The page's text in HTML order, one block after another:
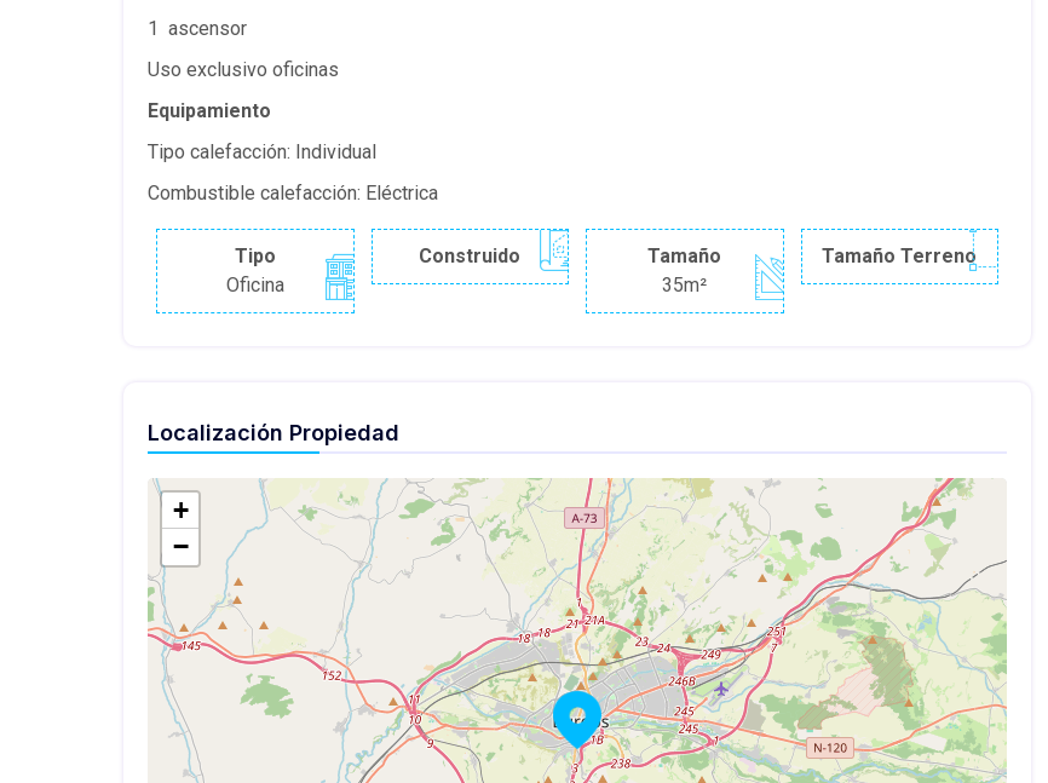
1 ascensor
Uso exclusivo oficinas
Equipamiento
Tipo calefacción: Individual
Combustible calefacción: Eléctrica
Tipo
Oficina
Construido
Tamaño
35m²
Tamaño Terreno
Localización Propiedad
+
−